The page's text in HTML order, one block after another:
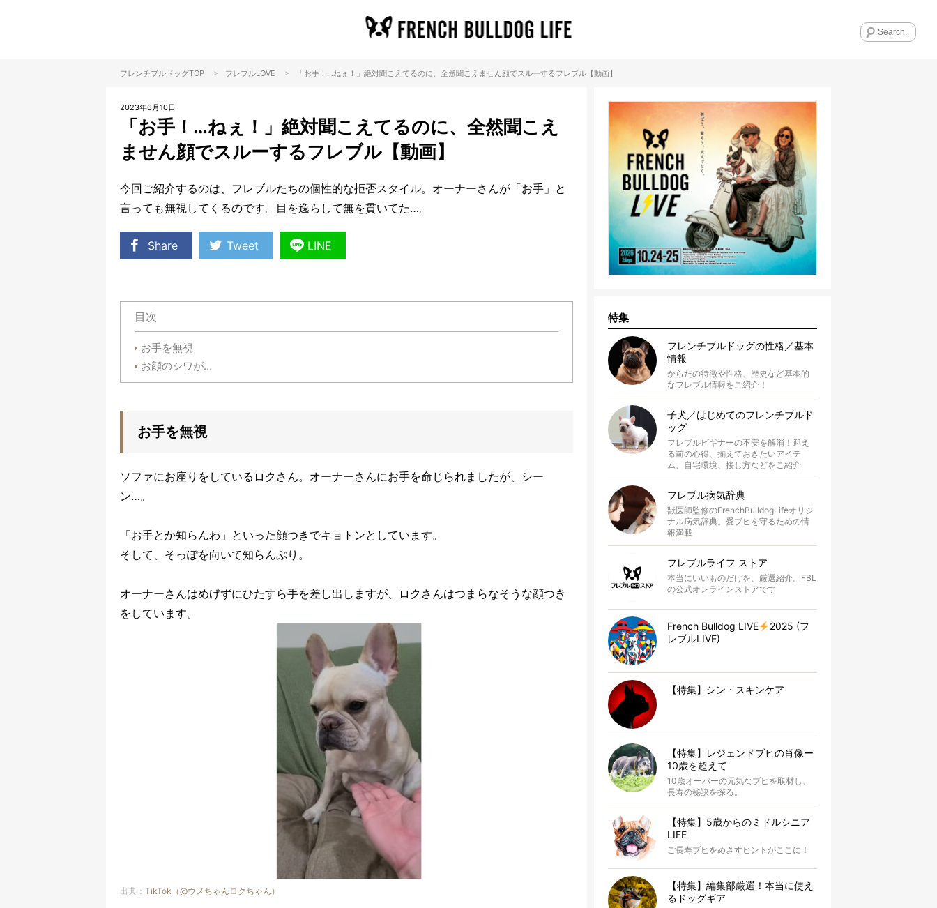
フレンチブルドッグTOP > フレブルLOVE > 「お手！…ねぇ！」絶対聞こえてるのに、全然聞こえません顔でスルーするフレブル【動画】
2023年6月10日
「お手！…ねぇ！」絶対聞こえてるのに、全然聞こえ
ません顔でスルーするフレブル【動画】
今回ご紹介するのは、フレブルたちの個性的な拒否スタイル。オーナーさんが「お手」と
言っても無視してくるのです。目を逸らして無を貫いてた…。
Share Tweet LINE
目次
お手を無視
お顔のシワが…
お手を無視
ソファにお座りをしているロクさん。オーナーさんにお手を命じられましたが、シー
ン…。
「お手とか知らんわ」といった顔つきでキョトンとしています。
そして、そっぽを向いて知らんぷり。
オーナーさんはめげずにひたすら手を差し出しますが、ロクさんはつまらなそうな顔つき
をしています。
出典： TikTok（@ウメちゃんロクちゃん）
特集
フレンチブルドッグの性格／基本
情報
からだの特徴や性格、歴史など基本的
なフレブル情報をご紹介！
子犬／はじめてのフレンチブルド
ッグ
フレブルビギナーの不安を解消！迎え
る前の心得、揃えておきたいアイテ
ム、自宅環境、接し方などをご紹介
フレブル病気辞典
獣医師監修のFrenchBulldogLifeオリジ
ナル病気辞典。愛ブヒを守るための情
報満載
フレブルライフ ストア
本当にいいものだけを、厳選紹介。FBL
の公式オンラインストアです
French Bulldog LIVE
2025 (フ
レブルLIVE)
【特集】シン・スキンケア
【特集】レジェンドブヒの肖像ー
10歳を超えて
10歳オーバーの元気なブヒを取材し、
長寿の秘訣を探る。
【特集】5歳からのミドルシニア
LIFE
ご長寿ブヒをめざすヒントがここに！
【特集】編集部厳選！本当に使え
るドッグギア